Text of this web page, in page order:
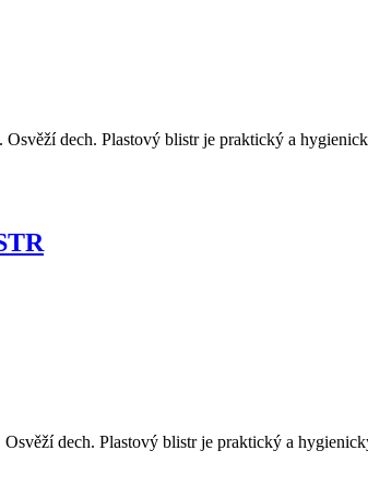
dech. Plastový blistr je praktický a
dech. Plastový blistr je praktický a